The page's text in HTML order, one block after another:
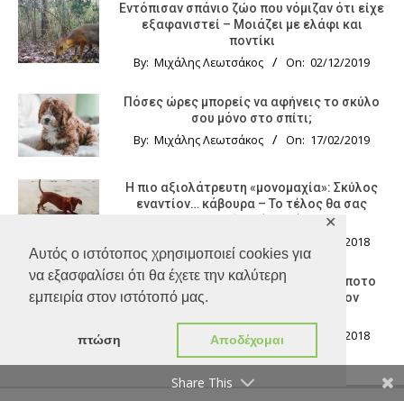
Αυτός ο ιστότοπος χρησιμοποιεί cookies για
να εξασφαλίσει ότι θα έχετε την καλύτερη
εμπειρία στον ιστότοπό μας.
πτώση Αποδέχομαι
✕
Εντόπισαν σπάνιο ζώο που νόμιζαν ότι είχε
εξαφανιστεί – Μοιάζει με ελάφι και
ποντίκι
By: Μιχάλης Λεωτσάκος On: 02/12/2019
Πόσες ώρες μπορείς να αφήνεις το σκύλο
σου μόνο στο σπίτι;
By: Μιχάλης Λεωτσάκος On: 17/02/2019
Η πιο αξιολάτρευτη «μονομαχία»: Σκύλος
εναντίον… κάβουρα – Το τέλος θα σας
14/08/2018
Οδηγός KTΕΛ παίρνει μαζί του αδέσποτο
σκύλο για να μην υποφέρει από τον
Μιχάλης Λεωτσάκος 08/07/2018
Share This